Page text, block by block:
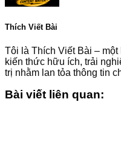
Thích Viết Bài
Tôi là Thích Viết Bài –
kiến thức hữu ích, trải
trị nhằm lan tỏa thông tin
Bài viết liên quan: